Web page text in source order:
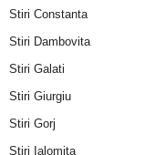
Stiri Constanta
Stiri Dambovita
Stiri Galati
Stiri Giurgiu
Stiri Gorj
Stiri Ialomita